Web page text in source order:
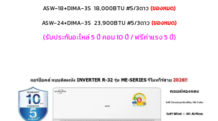
ASW-18+DIMA-3S 18,000BTU #5/3ดาว (ของหมด)
ASW-24+DIMA-3S 23,900BTU #5/3ดาว (ของหมด)
(รับประกันอะไหล่ 5 ปี คอม 10 ปี / ฟรีค่าแรง 5 ปี)